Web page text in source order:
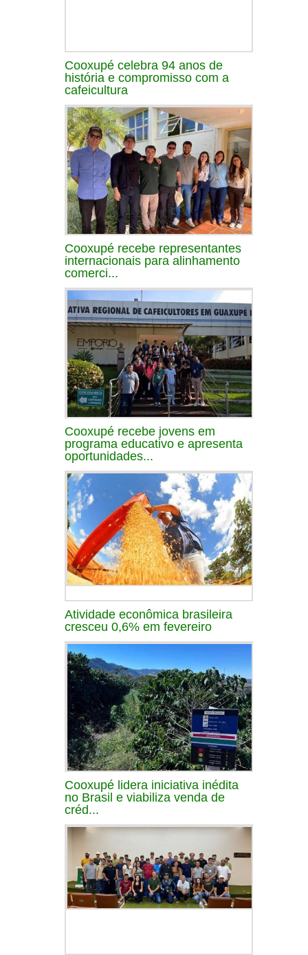
Cooxupé celebra 94 anos de
história e compromisso com a
cafeicultura
Cooxupé recebe representantes
internacionais para alinhamento
comerci...
Cooxupé recebe jovens em
programa educativo e apresenta
oportunidades...
Atividade econômica brasileira
cresceu 0,6% em fevereiro
Cooxupé lidera iniciativa inédita
no Brasil e viabiliza venda de
créd...